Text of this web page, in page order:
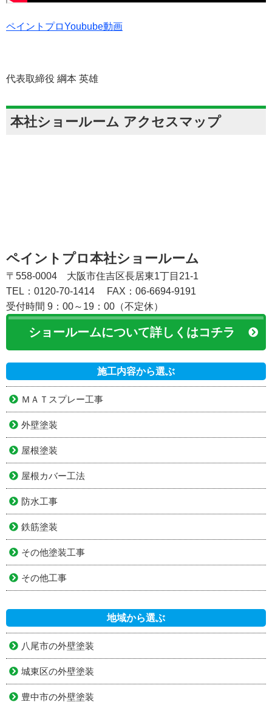
ペイントプロYoubube動画
代表取締役 綱本 英雄
本社ショールーム アクセスマップ
ペイントプロ本社ショールーム
〒558-0004 大阪市住吉区長居東1丁目21-1
TEL：0120-70-1414
FAX：06-6694-9191
受付時間 9：00～19：00（不定休）
ショールームについて詳しくはコチラ
施工内容から選ぶ
ＭＡＴスプレー工事
外壁塗装
屋根塗装
屋根カバー工法
防水工事
鉄筋塗装
その他塗装工事
その他工事
地域から選ぶ
八尾市の外壁塗装
城東区の外壁塗装
豊中市の外壁塗装